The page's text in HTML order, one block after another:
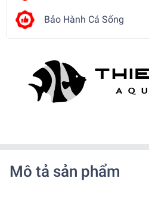
Bảo Hành Cá Sống
Mô tả sản phẩm